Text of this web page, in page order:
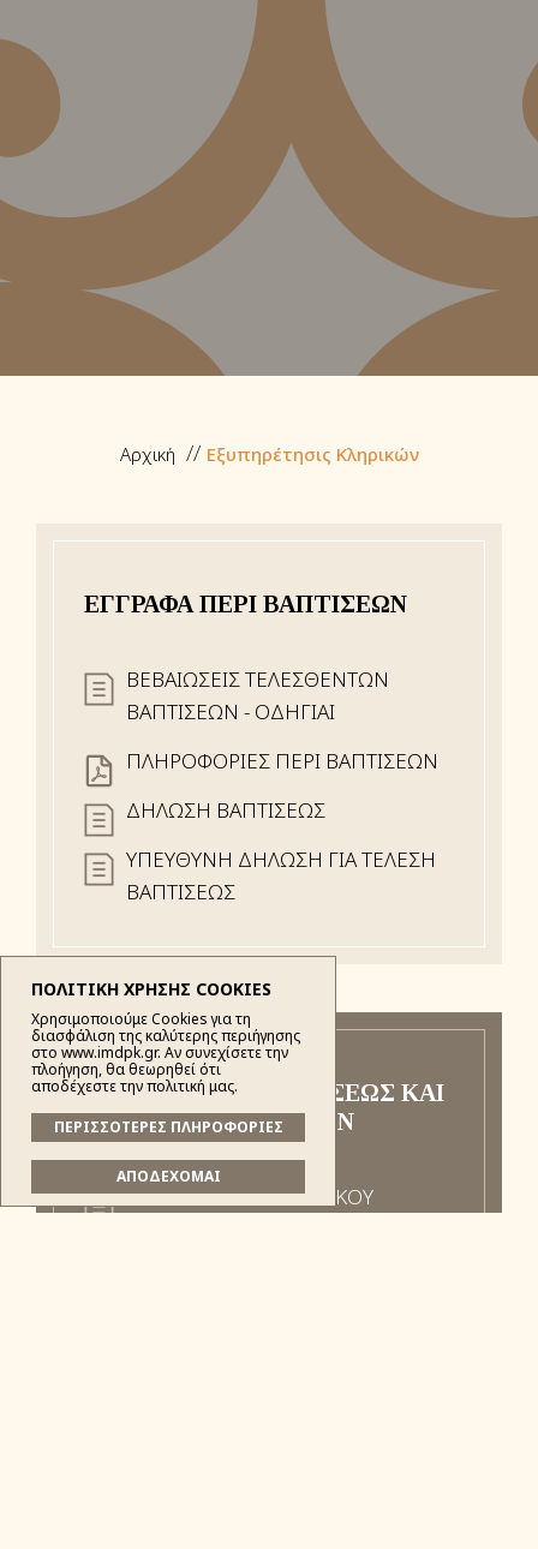
ΠΟΛΙΤΙΚΗ ΧΡΗΣΗΣ COOKIES
Χρησιμοποιούμε Cookies για τη
διασφάλιση της καλύτερης περιήγησης
στο www.imdpk.gr. Αν συνεχίσετε την
πλοήγηση, θα θεωρηθεί ότι
αποδέχεστε την πολιτική μας.
ΠΕΡΙΣΣΟΤΕΡΕΣ ΠΛΗΡΟΦΟΡΙΕΣ
ΑΠΟΔΕΧΟΜΑΙ
Αρχική Εξυπηρέτησις Κληρικών
ΈΓΓΡΑΦΑ ΠΕΡΊ ΒΑΠΤΊΣΕΩΝ
ΒΕΒΑΙΩΣΕΙΣ ΤΕΛΕΣΘΕΝΤΩΝ
ΒΑΠΤΙΣΕΩΝ - ΟΔΗΓΙΑΙ
ΠΛΗΡΟΦΟΡΙΕΣ ΠΕΡΙ ΒΑΠΤΙΣΕΩΝ
ΔΗΛΩΣΗ ΒΑΠΤΙΣΕΩΣ
ΥΠΕΥΘΥΝΗ ΔΗΛΩΣΗ ΓΙΑ ΤΕΛΕΣΗ
ΒΑΠΤΙΣΕΩΣ
ΈΓΓΡΑΦΑ ΠΕΡΊ ΤΕΛΈΣΕΩΣ ΚΑΙ
ΜΗ ΤΕΛΈΣΕΩΣ ΓΆΜΩΝ
ΑΙΤΗΣΙΣ ΠΙΣΤΟΠΟΙΗΤΙΚΟΥ